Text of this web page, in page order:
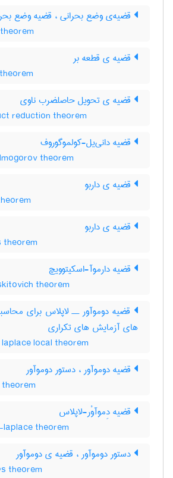
قضیه‌ی وضع بحرانی ، قضیه وضع
قضیه ی قطعه بر
قضیه ی تحویل حاصلضرب ناوی
reduction theorem
قضیه دانی‌یل-کولموگوروف
theorem
قضیه ی داربو
قضیه ی داربو
قضیه دارموآ-اسکیتوویچ
theorem
قضیه دوموآور ــ لاپلاس برای
های آزمایش های تکراری
local theorem
قضیه دوموآور ، دستور دوموآور
قضیه دِموآوْر-لاپلاس
theorem
دستور دوموآور ، قضیه ی دوموآور
theorem